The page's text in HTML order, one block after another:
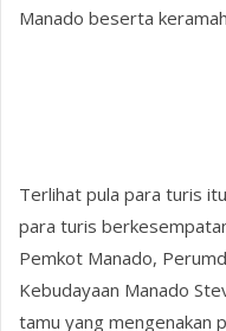
Manado beserta
Terlihat pula para turis
para turis
Pemkot Manado,
Kebudayaan Manado
tamu yang mengenakan